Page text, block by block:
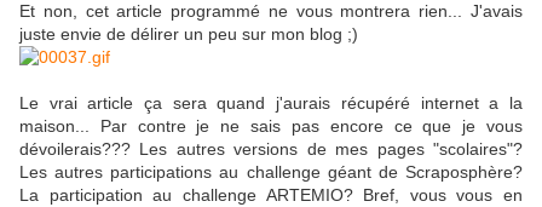
Et non, cet article programmé ne vous montrera rien... J'avais
juste envie de délirer un peu sur mon blog ;)
Le vrai article ça sera quand j'aurais récupéré internet a la
maison... Par contre je ne sais pas encore ce que je vous
dévoilerais??? Les autres versions de mes pages "scolaires"?
Les autres participations au challenge géant de Scraposphère?
La participation au challenge ARTEMIO? Bref, vous vous en